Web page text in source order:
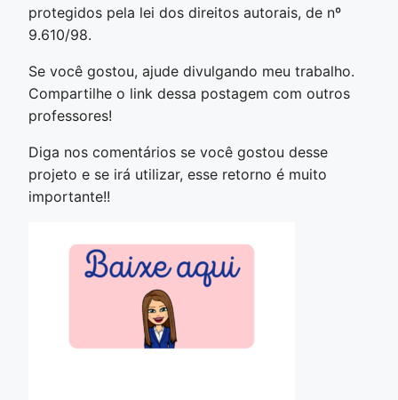
protegidos pela lei dos direitos autorais, de nº
9.610/98.
Se você gostou, ajude divulgando meu trabalho.
Compartilhe o link dessa postagem com outros
professores!
Diga nos comentários se você gostou desse
projeto e se irá utilizar, esse retorno é muito
importante!!